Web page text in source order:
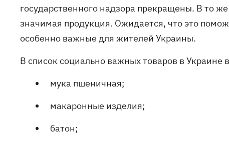
государственного надзора прекращены. В то
значимая продукция. Ожидается, что это
особенно важные для жителей Украины.
В список социально важных товаров в Украине
мука пшеничная;
макаронные изделия;
батон;